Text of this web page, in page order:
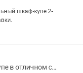
шкаф-купе 2-
Продам шкаф купе в отличном состоянии, б/у рр-длина- 2300, высота-2100,торг